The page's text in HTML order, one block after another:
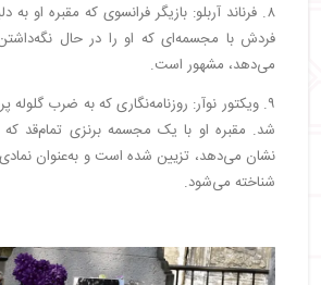
۸. فرناند آربلو: بازیگر فرانسوی که مقبره او
فردش با مجسمه‌ای که او را در حال
می‌دهد، مشهور است.
۹. ویکتور نوآر: روزنامه‌نگاری که به ضرب گلوله
شد. مقبره او با یک مجسمه برنزی تمام‌قد که
نشان می‌دهد، تزیین شده است و به‌عنوان نمادی
شناخته می‌شود.